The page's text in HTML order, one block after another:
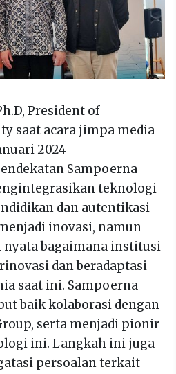
President of
saat acara jimpa media
2024
Sampoerna
teknologi
dan autentikasi
inovasi, namun
nyata bagaimana institusi
dan beradaptasi
saat ini. Sampoerna
baik kolaborasi dengan
serta menjadi pionir
ini. Langkah ini juga
persoalan terkait